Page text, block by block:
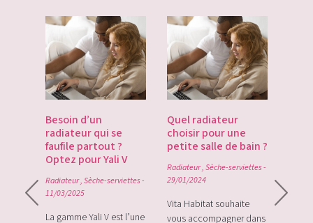
Besoin d’un
radiateur qui se
faufile partout ?
Optez pour Yali V
Radiateur,Sèche-serviettes-
11/03/2025
La gamme Yali V est l’une
Quel radiateur
choisir pour une
petite salle de bain ?
Radiateur,Sèche-serviettes-
29/01/2024
Vita Habitat souhaite
vous accompagner dans